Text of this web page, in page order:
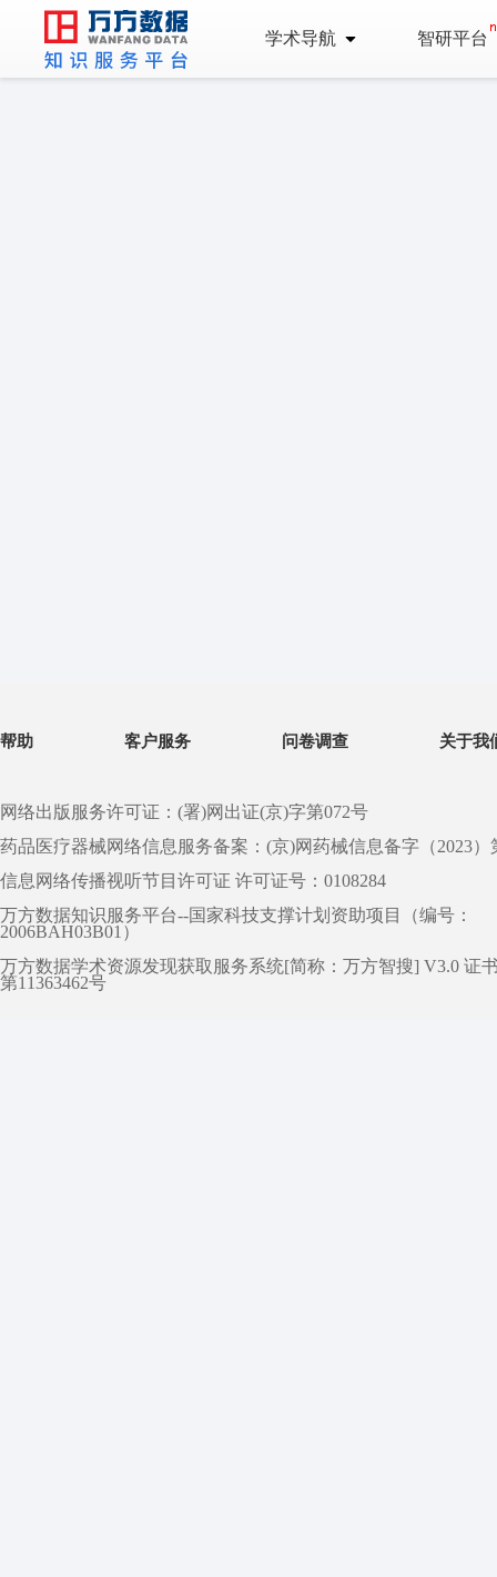
学术导航 智研平台
帮助 客户服务 问卷调查 关于我
网络出版服务许可证：(署)网出证(京)字第072号
药品医疗器械网络信息服务备案：(京)网药械信息备字（2023）
信息网络传播视听节目许可证 许可证号：0108284
万方数据知识服务平台--国家科技支撑计划资助项目（编号：
2006BAH03B01）
万方数据学术资源发现获取服务系统[简称：万方智搜] V3.0 证
第11363462号